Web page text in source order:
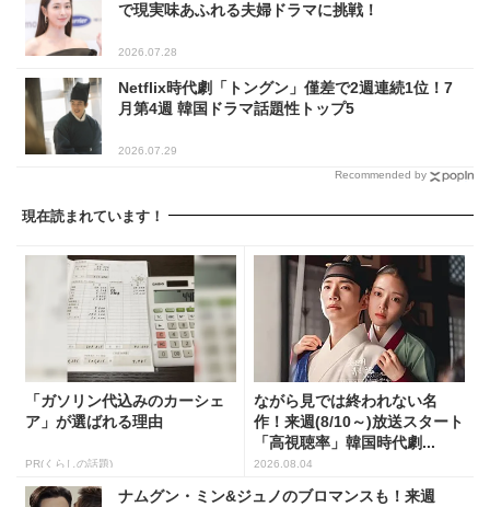
で現実味あふれる夫婦ドラマに挑戦！
2026.07.28
Netflix時代劇「トングン」僅差で2週連続1位！7
月第4週 韓国ドラマ話題性トップ5
2026.07.29
Recommended by
現在読まれています！
「ガソリン代込みのカーシェ
ア」が選ばれる理由
PR(くらしの話題)
ながら見では終われない名
作！来週(8/10～)放送スタート
「高視聴率」韓国時代劇...
2026.08.04
ナムグン・ミン&ジュノのブロマンスも！来週